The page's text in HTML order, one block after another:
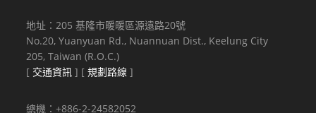
地址：205 基隆市暖暖區源遠路20號
No.20, Yuanyuan Rd., Nuannuan Dist., Keelung City
205, Taiwan (R.O.C.)
[ 交通資訊 ] [規劃路線 ]
總機：+886-2-24582052